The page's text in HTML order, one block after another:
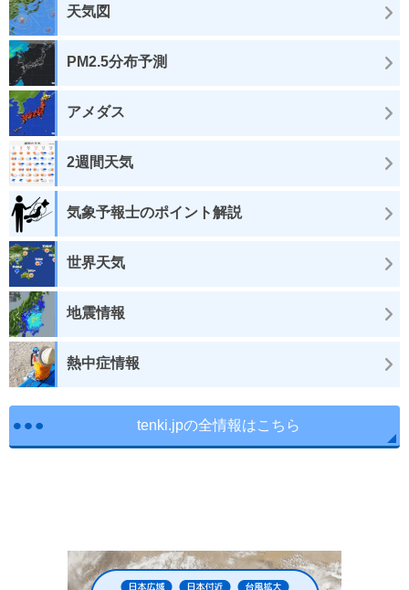
天気図
PM2.5分布予測
アメダス
2週間天気
気象予報士のポイント解説
世界天気
地震情報
熱中症情報
tenki.jpの全情報はこちら